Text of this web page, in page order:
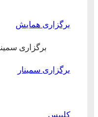
برگزاری همایش
برگزاری سمینار
کلیپس